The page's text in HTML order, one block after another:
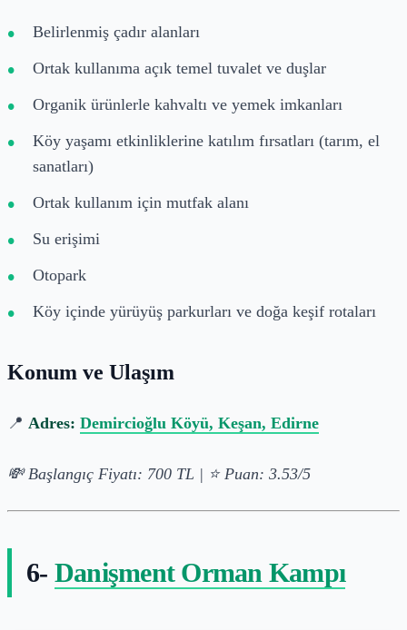
Belirlenmiş çadır alanları
Ortak kullanıma açık temel tuvalet ve duşlar
Organik ürünlerle kahvaltı ve yemek imkanları
Köy yaşamı etkinliklerine katılım fırsatları (tarım, el
sanatları)
Ortak kullanım için mutfak alanı
Su erişimi
Otopark
Köy içinde yürüyüş parkurları ve doğa keşif rotaları
Konum ve Ulaşım
📍 Adres: Demircioğlu Köyü, Keşan, Edirne
💸 Başlangıç Fiyatı: 700 TL | ⭐ Puan: 3.53/5
6- Danişment Orman Kampı